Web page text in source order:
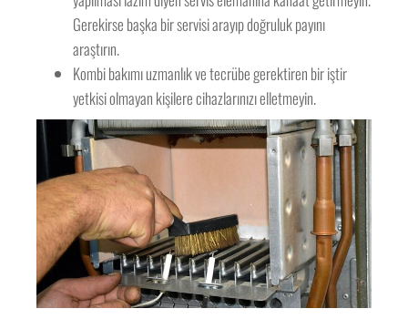
Gerekirse başka bir servisi arayıp doğruluk payını
araştırın.
Kombi bakımı uzmanlık ve tecrübe gerektiren bir iştir
yetkisi olmayan kişilere cihazlarınızı elletmeyin.